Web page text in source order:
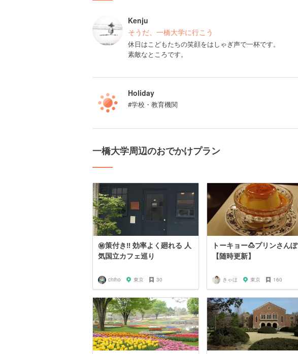
Kenju
そうだ、一橋大学に行こう
休日はこどもたちの笑顔をはしゃぎ声で一杯です。
素敵なところです。
Holiday
#学校・教育機関
一橋大学周辺のおでかけプラン
㊙️策付き‼︎ 効率よく廻れる 人
気国立カフェ巡り
chiho 東京 30
トーキョー🍮プリンさんぽ
【随時更新】
きゃほ 東京 160